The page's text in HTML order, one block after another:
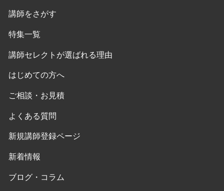
講師をさがす
特集一覧
講師セレクトが選ばれる理由
はじめての方へ
ご相談・お見積
よくある質問
新規講師登録ページ
新着情報
ブログ・コラム